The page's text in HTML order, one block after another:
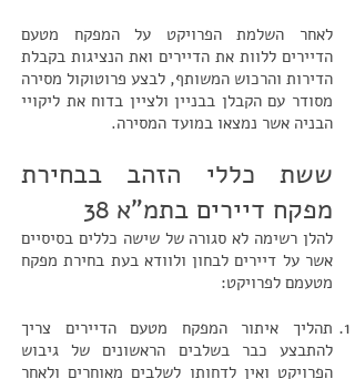
לאחר השלמת הפרויקט על המפקח מטעם
הדיירים ללוות את הדיירים ואת הנציגות בקבלת
הדירות והרכוש המשותף, לבצע פרוטוקול מסירה
מסודר עם הקבלן בבניין ולציין בדוח את ליקויי
הבניה אשר נמצאו במועד המסירה.
ששת כללי הזהב בבחירת
מפקח דיירים בתמ"א 38
להלן רשימה לא סגורה של שישה כללים בסיסיים
אשר על דיירים לבחון ולוודא בעת בחירת מפקח
מטעמם לפרויקט:
תהליך איתור המפקח מטעם הדיירים צריך
להתבצע כבר בשלבים הראשונים של גיבוש
הפרויקט ואין לדחותו לשלבים מאוחרים ולאחר